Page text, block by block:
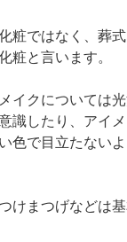
粧ではなく、葬
粧と言います。
イクについては
識したり、アイ
色で目立たない
けまつげなどは